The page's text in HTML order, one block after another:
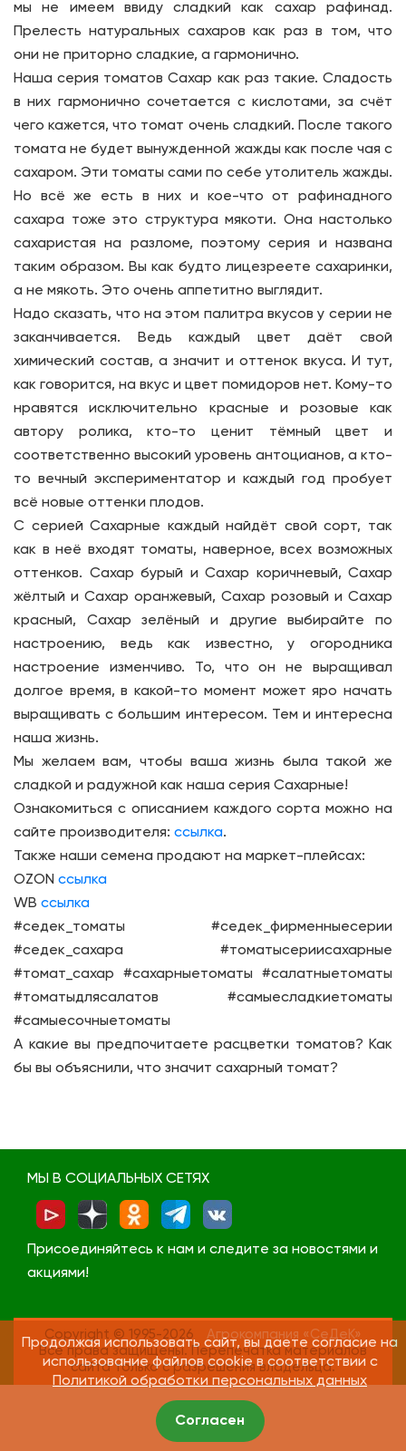
мы не имеем ввиду сладкий как сахар рафинад.
Прелесть натуральных сахаров как раз в том, что
они не приторно сладкие, а гармонично.
Наша серия томатов Сахар как раз такие. Сладость
в них гармонично сочетается с кислотами, за счёт
чего кажется, что томат очень сладкий. После такого
томата не будет вынужденной жажды как после чая с
сахаром. Эти томаты сами по себе утолитель жажды.
Но всё же есть в них и кое-что от рафинадного
сахара тоже это структура мякоти. Она настолько
сахаристая на разломе, поэтому серия и названа
таким образом. Вы как будто лицезреете сахаринки,
а не мякоть. Это очень аппетитно выглядит.
Надо сказать, что на этом палитра вкусов у серии не
заканчивается. Ведь каждый цвет даёт свой
химический состав, а значит и оттенок вкуса. И тут,
как говорится, на вкус и цвет помидоров нет. Кому-то
нравятся исключительно красные и розовые как
автору ролика, кто-то ценит тёмный цвет и
соответственно высокий уровень антоцианов, а кто-
то вечный экспериментатор и каждый год пробует
всё новые оттенки плодов.
С серией Сахарные каждый найдёт свой сорт, так
как в неё входят томаты, наверное, всех возможных
оттенков. Сахар бурый и Сахар коричневый, Сахар
жёлтый и Сахар оранжевый, Сахар розовый и Сахар
красный, Сахар зелёный и другие выбирайте по
настроению, ведь как известно, у огородника
настроение изменчиво. То, что он не выращивал
долгое время, в какой-то момент может яро начать
выращивать с большим интересом. Тем и интересна
наша жизнь.
Мы желаем вам, чтобы ваша жизнь была такой же
сладкой и радужной как наша серия Сахарные!
Ознакомиться с описанием каждого сорта можно на
сайте производителя: ссылка.
Также наши семена продают на маркет-плейсах:
OZON ссылка
WB ссылка
#седек_томаты #седек_фирменныесерии
#седек_сахара #томатысериисахарные
#томат_сахар #сахарныетоматы #салатныетоматы
#томатыдлясалатов #самыесладкиетоматы
#самыесочныетоматы
А какие вы предпочитаете расцветки томатов? Как
бы вы объяснили, что значит сахарный томат?
МЫ В СОЦИАЛЬНЫХ СЕТЯХ
Присоединяйтесь к нам и следите за новостями и
акциями!
Copyright © 1995-2026
Агрокомпания «СеДеК»
Все права защищены. Перепечатка материалов
сайта только с разрешения владельца.
Продолжая использовать сайт, вы даете согласие на
использование файлов cookie в соответствии с
Политикой обработки персональных данных
Согласен